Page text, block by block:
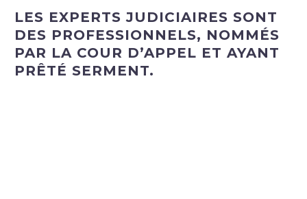
LES EXPERTS JUDICIAIRES SONT
DES PROFESSIONNELS, NOMMÉS
PAR LA COUR D’APPEL ET AYANT
PRÊTÉ SERMENT.